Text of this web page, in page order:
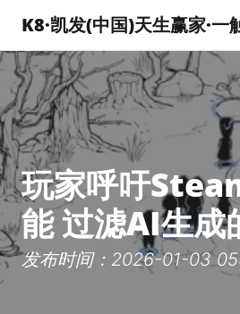
K8·凯发(中国)天生赢家·一
玩家呼吁
能 过滤AI生成
发布时间：2026-01-03